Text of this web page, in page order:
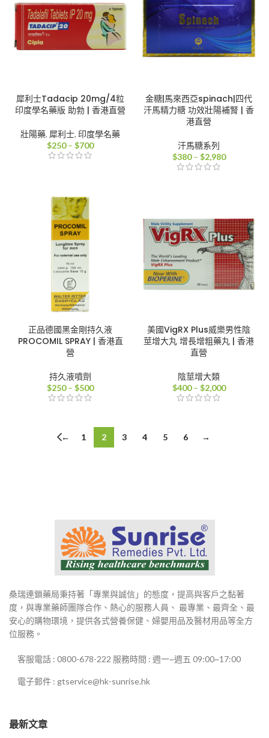
犀利士Tadacip 20mg/4粒
印度學名藥版 助勃 | 香港直營
壯陽藥, 犀利士, 印度學名藥
$250 – $700價
金糖|馬來西亞spinach|四代
汗馬精力糖 功效壯陽補腎 | 香
港直營
汗馬糖系列
$380 – $2,980價
$2,980
正品德國黑金剛持久液
PROCOMIL SPRAY | 香港直
營
持久液噴劑
$250 – $500價
$250
美國VigRX Plus威樂男性陰
莖增大丸 增長增粗藥丸 | 香港
直營
陰莖增大類
$400 – $2,000價
← 1 2 3 4 5 6 →
桑瑞連鎖藥局秉持著「專業與誠信」的態度，提高與客戶之黏著
度，與專業藥師團隊合作、熱心的服務人員、 最專業、最齊全、最
安心的購物環境，提供各式營養保健、婦嬰用品及醫材用品等全方
位服務。
客服電話 : 0800-678-222 服務時間 : 週一~週五 09:00~17:00
電子郵件 : gtservice@hk-sunrise.hk
最新文章